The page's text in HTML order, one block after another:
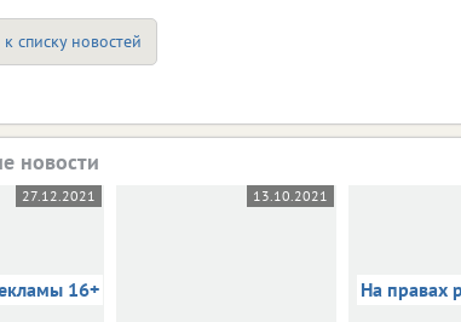
списку новостей
новости
27.12.2021
16+
13.10.2021
На правах